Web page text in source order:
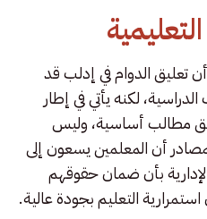
تعليق الدوام في إدلب قد
لكنه يأتي في إطار
مطالب أساسية، وليس
أن المعلمين يسعون إلى
بأن ضمان حقوقهم
التعليم بجودة عالية.